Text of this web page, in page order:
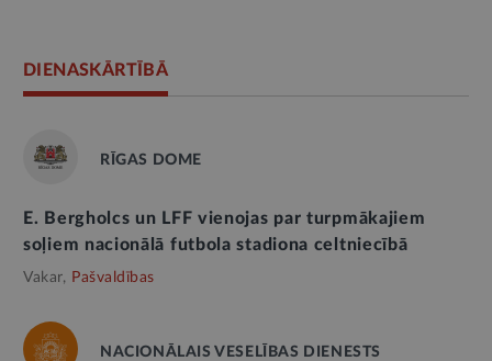
DIENASKĀRTĪBĀ
RĪGAS DOME
E. Bergholcs un LFF vienojas par turpmākajiem
soļiem nacionālā futbola stadiona celtniecībā
Vakar, Pašvaldības
NACIONĀLAIS VESELĪBAS DIENESTS